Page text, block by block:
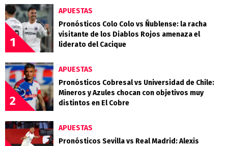
1
APUESTAS
Pronósticos Colo Colo vs Ñublense: la racha
visitante de los Diablos Rojos amenaza el
liderato del Cacique
2
APUESTAS
Pronósticos Cobresal vs Universidad de Chile:
Mineros y Azules chocan con objetivos muy
distintos en El Cobre
APUESTAS
Pronósticos Sevilla vs Real Madrid: Alexis